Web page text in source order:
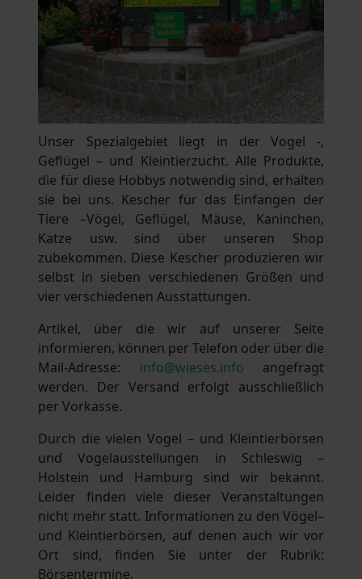
Unser Spezialgebiet liegt in der Vogel -,
Geflügel – und Kleintierzucht. Alle Produkte,
die für diese Hobbys notwendig sind, erhalten
sie bei uns. Kescher für das Einfangen der
Tiere –Vögel, Geflügel, Mäuse, Kaninchen,
Katze usw. sind über unseren Shop
zubekommen. Diese Kescher produzieren wir
selbst in sieben verschiedenen Größen und
vier verschiedenen Ausstattungen.
Artikel, über die wir auf unserer Seite
informieren, können per Telefon oder über die
Mail-Adresse: info@wieses.info angefragt
werden. Der Versand erfolgt ausschließlich
per Vorkasse.
Durch die vielen Vogel – und Kleintierbörsen
und Vogelausstellungen in Schleswig –
Holstein und Hamburg sind wir bekannt.
Leider finden viele dieser Veranstaltungen
nicht mehr statt. Informationen zu den Vögel–
und Kleintierbörsen, auf denen auch wir vor
Ort sind, finden Sie unter der Rubrik:
Börsentermine.